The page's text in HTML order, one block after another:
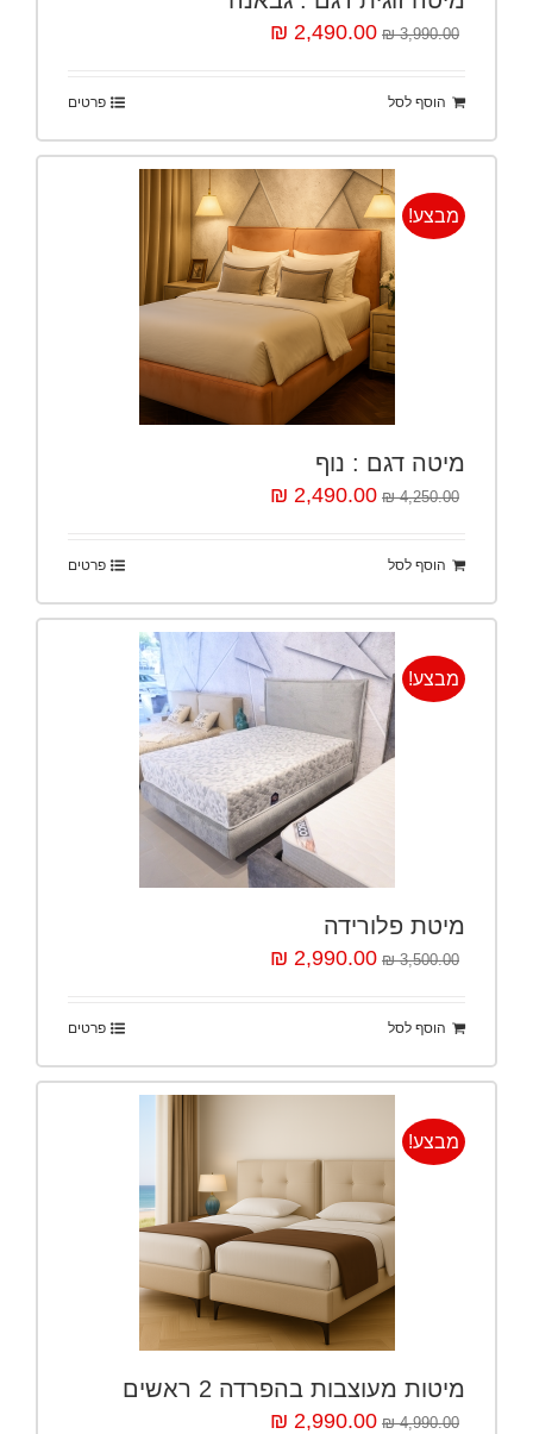
3,990.00 ₪
2,490.00 ₪
הוסף לסל פרטים
מבצע!
מיטה דגם : נוף
4,250.00 ₪
2,490.00 ₪
הוסף לסל פרטים
מבצע!
מיטת פלורידה
3,500.00 ₪
2,990.00 ₪
הוסף לסל פרטים
מבצע!
מיטות מעוצבות בהפרדה 2 ראשים
4,990.00 ₪
2,990.00 ₪